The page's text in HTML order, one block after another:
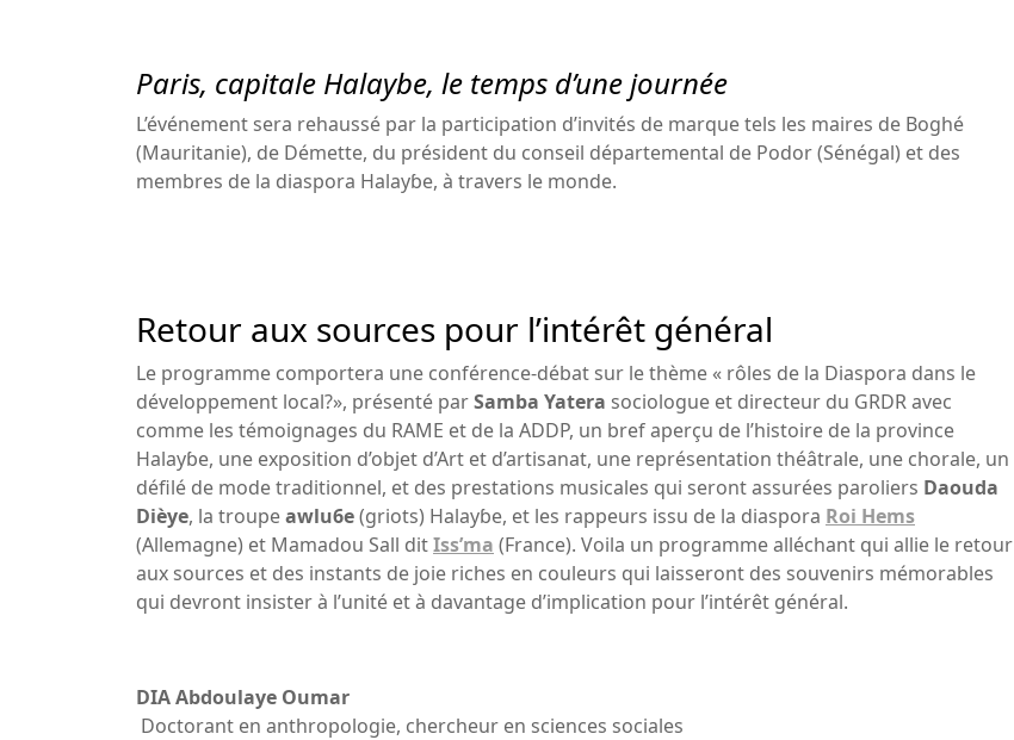
Paris, capitale Halaybe, le temps d’une journée
L’événement sera rehaussé par la participation d’invités de marque tels les maires de Boghé
(Mauritanie), de Démette, du président du conseil départemental de Podor (Sénégal) et des
membres de la diaspora Halayɓe, à travers le monde.
Retour aux sources pour l’intérêt général
Le programme comportera une conférence-débat sur le thème « rôles de la Diaspora dans le
développement local?», présenté parSamba Yatera sociologue et directeur du GRDR avec
comme les témoignages du RAME et de la ADDP, un bref aperçu de l’histoire de la province
Halayɓe, une exposition d’objet d’Art et d’artisanat, une représentation théâtrale, une chorale, un
défilé de mode traditionnel, et des prestations musicales qui seront assurées paroliers Daouda
Dièye, la troupeawlu6e(griots) Halayɓe, et les rappeurs issu de la diaspora Roi Hems
(Allemagne) et Mamadou Sall ditIss’ma (France). Voila un programme alléchant qui allie le retour
aux sources et des instants de joie riches en couleurs qui laisseront des souvenirs mémorables
qui devront insister à l’unité et à davantage d’implication pour l’intérêt général.
DIA Abdoulaye Oumar
Doctorant en anthropologie, chercheur en sciences sociales